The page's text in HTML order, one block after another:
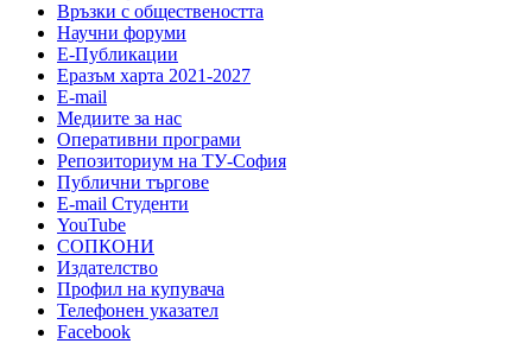
Връзки с обществеността
Научни форуми
Е-Публикации
Еразъм харта 2021-2027
E-mail
Медиите за нас
Оперативни програми
Репозиториум на ТУ-София
Публични търгове
Е-mail Студенти
YouTube
СОПКОНИ
Издателство
Профил на купувача
Телефонен указател
Facebook